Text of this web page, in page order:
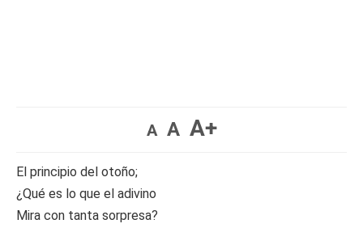
A A A+
El principio del otoño;
¿Qué es lo que el adivino
Mira con tanta sorpresa?